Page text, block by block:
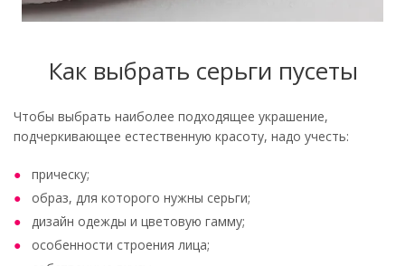
Как выбрать серьги пусеты
Чтобы выбрать наиболее подходящее украшение,
подчеркивающее естественную красоту, надо учесть:
прическу;
образ, для которого нужны серьги;
дизайн одежды и цветовую гамму;
особенности строения лица;